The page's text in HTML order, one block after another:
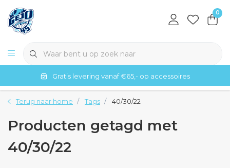
0
Gratis levering vanaf €65,- op accessoires
Terug naar home Tags 40/30/22
Producten getagd met
40/30/22